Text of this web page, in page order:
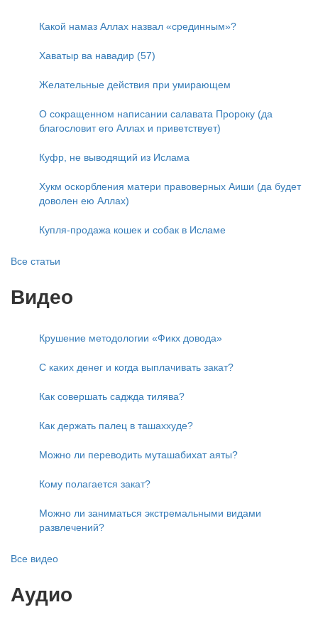
Какой намаз Аллах назвал «срединным»?
Хаватыр ва навадир (57)
Желательные действия при умирающем
О сокращенном написании салавата Пророку (да
благословит его Аллах и приветствует)
Куфр, не выводящий из Ислама
Хукм оскорбления матери правоверных Аиши (да будет
доволен ею Аллах)
Купля-продажа кошек и собак в Исламе
Все статьи
Видео
Крушение методологии «Фикх довода»
С каких денег и когда выплачивать закат?
Как совершать саджда тилява?
Как держать палец в ташаххуде?
Можно ли переводить муташабихат аяты?
Кому полагается закат?
Можно ли заниматься экстремальными видами
развлечений?
Все видео
Аудио